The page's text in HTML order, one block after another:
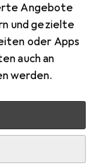
Angebote
und gezielte
oder Apps
auch an
werden.
Scandinavian